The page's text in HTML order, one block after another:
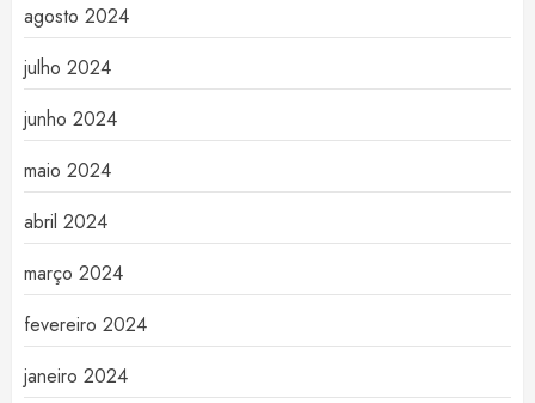
agosto 2024
julho 2024
junho 2024
maio 2024
abril 2024
março 2024
fevereiro 2024
janeiro 2024